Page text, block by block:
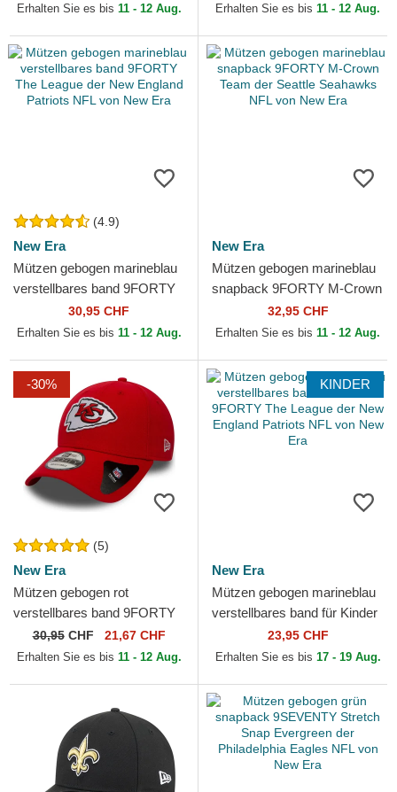
Raiders NFL von New Era
Erhalten Sie es bis 11 - 12 Aug.
Vegas Raiders NFL von New
Erhalten Sie es bis 11 - 12 Aug.
(4.9)
New Era
Mützen gebogen marineblau
verstellbares band 9FORTY
The League der New England
Patriots NFL von...
30,95 CHF
Erhalten Sie es bis 11 - 12 Aug.
New Era
Mützen gebogen marineblau
snapback 9FORTY M-Crown
Team der Seattle Seahawks
NFL von New Era
32,95 CHF
Erhalten Sie es bis 11 - 12 Aug.
-30%
(5)
New Era
Mützen gebogen rot
verstellbares band 9FORTY
The League der Kansas City
Chiefs NFL von New Era
30,95CHF 21,67 CHF
Erhalten Sie es bis 11 - 12 Aug.
KINDER
New Era
Mützen gebogen marineblau
verstellbares band für Kinder
9FORTY The League der
New England...
23,95 CHF
Erhalten Sie es bis 17 - 19 Aug.